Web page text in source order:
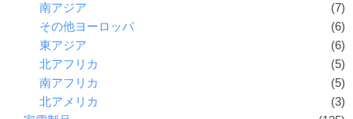
南アジア
(7)
その他ヨーロッパ
(6)
東アジア
(6)
北アフリカ
(5)
南アフリカ
(5)
北アメリカ
(3)